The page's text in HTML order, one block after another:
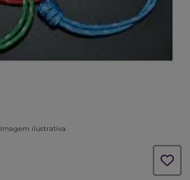
Imagem ilustrativa